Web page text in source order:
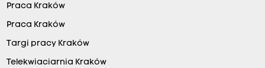
Praca Kraków
Praca Kraków
Targi pracy Kraków
Telekwiaciarnia Kraków